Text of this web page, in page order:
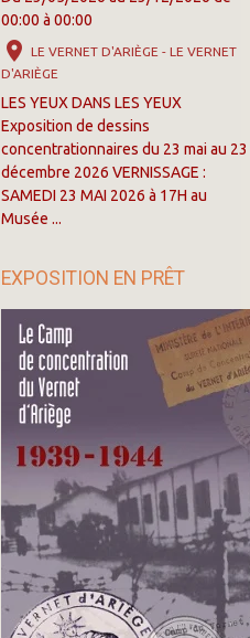
00:00 à 00:00
LE VERNET D'ARIÈGE - LE VERNET
D'ARIÈGE
LES YEUX DANS LES YEUX
Exposition de dessins
concentrationnaires du 23 mai au 23
décembre 2026 VERNISSAGE :
SAMEDI 23 MAI 2026 à 17H au
Musée ...
EXPOSITION EN PRÊT